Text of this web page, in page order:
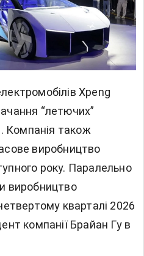
Xpeng
“летючих”
Компанія також
виробництво
року. Паралельно
виробництво
кварталі 2026
компанії Брайан Гу в